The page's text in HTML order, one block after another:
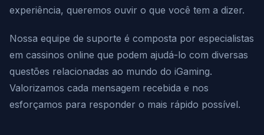
experiência, queremos ouvir o que você tem a dizer.
Nossa equipe de suporte é composta por especialistas
em cassinos online que podem ajudá-lo com diversas
questões relacionadas ao mundo do iGaming.
Valorizamos cada mensagem recebida e nos
esforçamos para responder o mais rápido possível.